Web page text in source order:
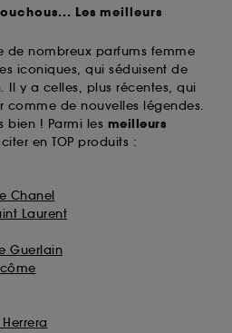
Les meilleurs
de nombreux parfums femme
iconiques, qui séduisent de
Il y a celles, plus récentes, qui
comme de nouvelles légendes.
bien ! Parmi les meilleurs
en TOP produits :
Chanel
Laurent
Guerlain